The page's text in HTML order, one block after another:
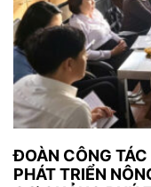
ĐOÀN CÔNG
PHÁT TRIỂN